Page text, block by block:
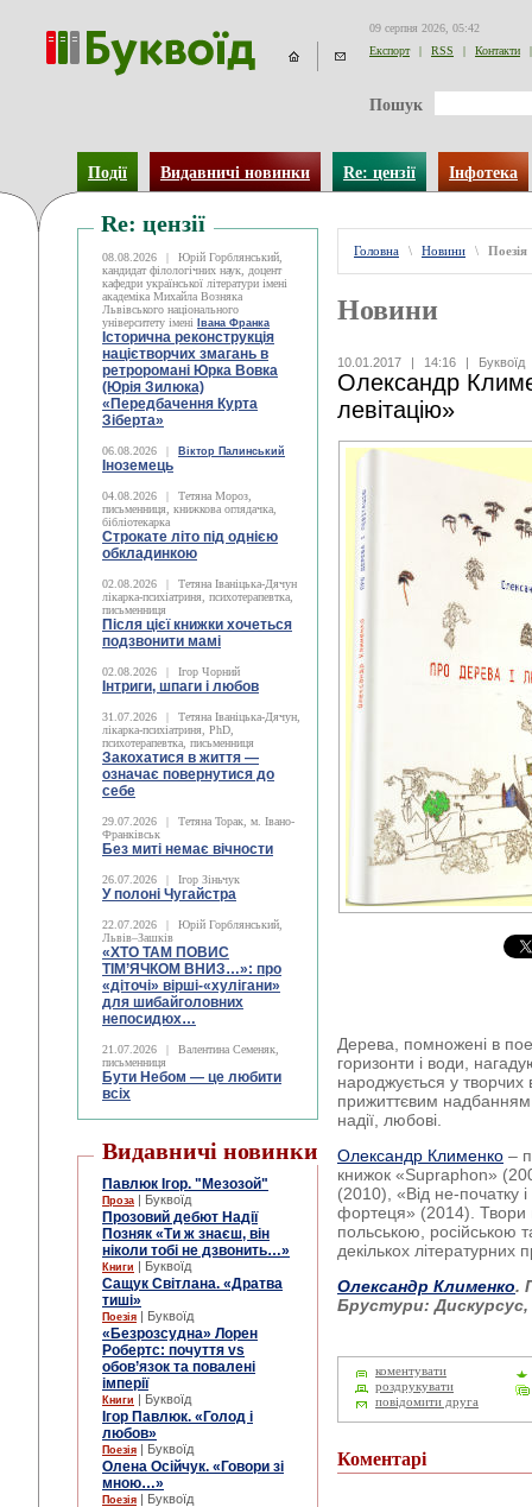
09 серпня 2026, 05:42
Експорт
| RSS | Контакти |
Пошук
Події Видавничі новинки Re: цензії Інфотека
Re: цензії
08.08.2026 |
Юрій Горблянський,
кандидат філологічних наук, доцент
кафедри української літератури імені
академіка Михайла Возняка
Львівського національного
університету імені
Івана Франка
Історична реконструкція
націєтворчих змагань в
ретроромані Юрка Вовка
(Юрія Зилюка)
«Передбачення Курта
Зіберта»
06.08.2026 | Віктор Палинський
Іноземець
04.08.2026 |
Тетяна Мороз,
письменниця, книжкова оглядачка,
бібліотекарка
Строкате літо під однією
обкладинкою
02.08.2026 |
Тетяна Іваніцька-Дячун
лікарка-психіатриня, психотерапевтка,
письменниця
Після цієї книжки хочеться
подзвонити мамі
02.08.2026 | Ігор Чорний
Інтриги, шпаги і любов
31.07.2026 |
Тетяна Іваніцька-Дячун,
лікарка-психіатриня, PhD,
психотерапевтка, письменниця
Закохатися в життя —
означає повернутися до
себе
29.07.2026 |
Тетяна Торак, м. Івано-
Франківськ
Без миті немає вічности
26.07.2026 | Ігор Зіньчук
У полоні Чугайстра
22.07.2026 |
Юрій Горблянський,
Львів–Зашків
«ХТО ТАМ ПОВИС
ТІМ’ЯЧКОМ ВНИЗ…»: про
«діточі» вірші-«хулігани»
для шибайголовних
непосидюх…
21.07.2026 |
Валентина Семеняк,
письменниця
Бути Небом ― це любити
всіх
Видавничі новинки
Павлюк Ігор. "Мезозой"
Проза | Буквоїд
Прозовий дебют Надії
Позняк «Ти ж знаєш, він
ніколи тобі не дзвонить…»
Книги | Буквоїд
Сащук Світлана. «Дратва
тиші»
Поезія | Буквоїд
«Безрозсудна» Лорен
Робертс: почуття vs
обов’язок та повалені
імперії
Книги | Буквоїд
Ігор Павлюк. «Голод і
любов»
Поезія | Буквоїд
Олена Осійчук. «Говори зі
мною…»
Поезія | Буквоїд
Головна \ Новини \ Поезія
Новини
10.01.2017 | 14:16 | Буквоїд
Олександр
левітацію»
Дерева, помножені в
горизонти і води,
народжується у творчих
прижиттєвим надбанням
надії, любові.
Олександр Клименко –
книжок «Supraphon»
(2010), «Від не-початку
фортеця» (2014). Твори
польською, російською
декількох літературних
Олександр Клименко.
Брустури: Дискурсус,
коментувати
роздрукувати
повідомити друга
Коментарі